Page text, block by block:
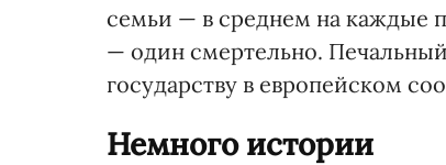
семьи — в среднем на каждые
— один смертельно.
государству в европейском
Немного истории